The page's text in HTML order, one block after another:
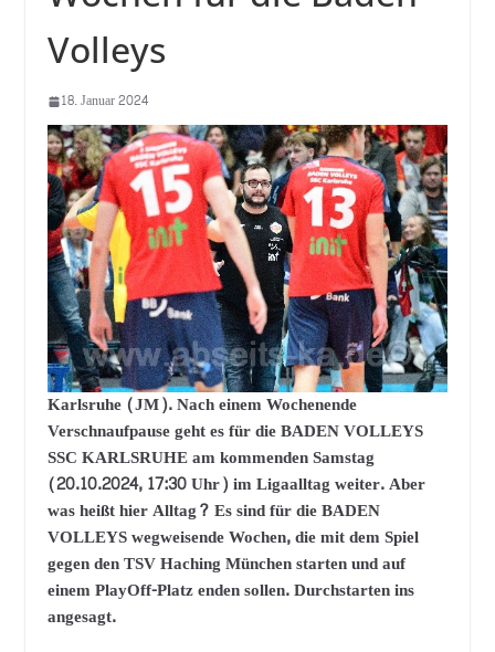
Volleys
18. Januar 2024
Karlsruhe (JM). Nach einem Wochenende
Verschnaufpause geht es für die BADEN VOLLEYS
SSC KARLSRUHE am kommenden Samstag
(20.10.2024, 17:30 Uhr) im Ligaalltag weiter. Aber
was heißt hier Alltag? Es sind für die BADEN
VOLLEYS wegweisende Wochen, die mit dem Spiel
gegen den TSV Haching München starten und auf
einem PlayOff-Platz enden sollen. Durchstarten ins
angesagt.